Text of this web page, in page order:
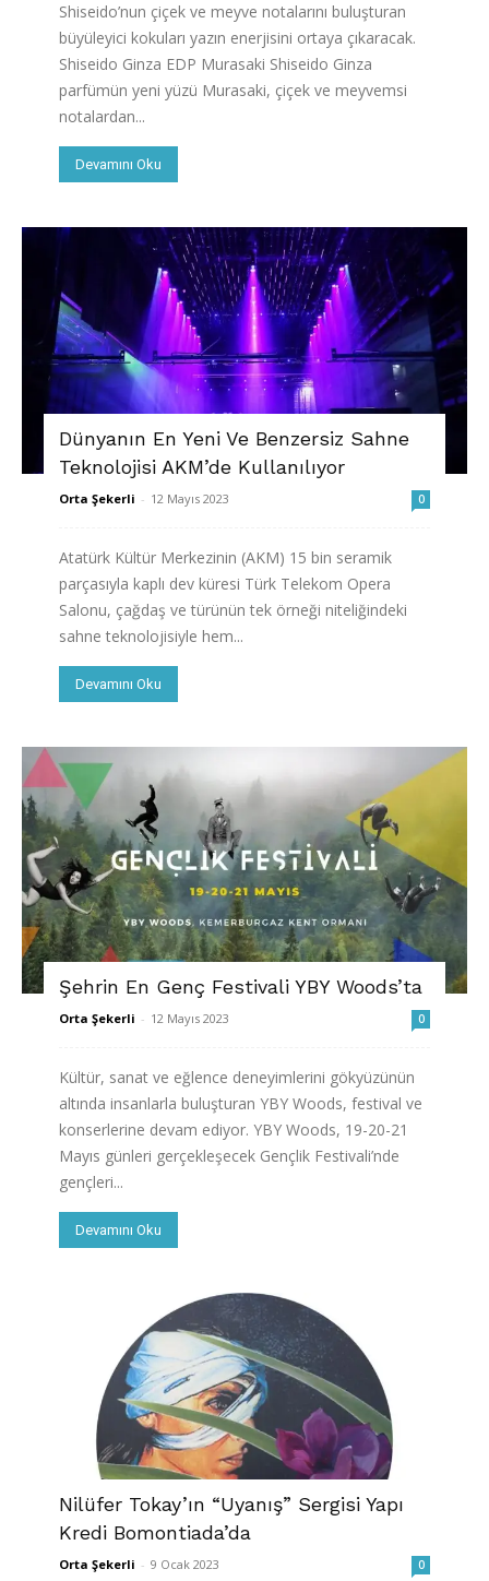
Shiseido’nun çiçek ve meyve notalarını buluşturan
büyüleyici kokuları yazın enerjisini ortaya çıkaracak.
Shiseido Ginza EDP Murasaki Shiseido Ginza
parfümün yeni yüzü Murasaki, çiçek ve meyvemsi
notalardan...
Devamını Oku
Dünyanın En Yeni Ve Benzersiz Sahne
Teknolojisi AKM’de Kullanılıyor
Orta Şekerli - 12 Mayıs 2023 0
Atatürk Kültür Merkezinin (AKM) 15 bin seramik
parçasıyla kaplı dev küresi Türk Telekom Opera
Salonu, çağdaş ve türünün tek örneği niteliğindeki
sahne teknolojisiyle hem...
Devamını Oku
Şehrin En Genç Festivali YBY Woods’ta
Orta Şekerli - 12 Mayıs 2023 0
Kültür, sanat ve eğlence deneyimlerini gökyüzünün
altında insanlarla buluşturan YBY Woods, festival ve
konserlerine devam ediyor. YBY Woods, 19-20-21
Mayıs günleri gerçekleşecek Gençlik Festivali’nde
gençleri...
Devamını Oku
Nilüfer Tokay’ın “Uyanış” Sergisi Yapı
Kredi Bomontiada’da
Orta Şekerli - 9 Ocak 2023 0